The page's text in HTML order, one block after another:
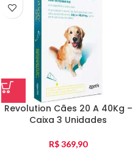
Revolution Cães 20 A 40Kg –
Caixa 3 Unidades
R$369,90